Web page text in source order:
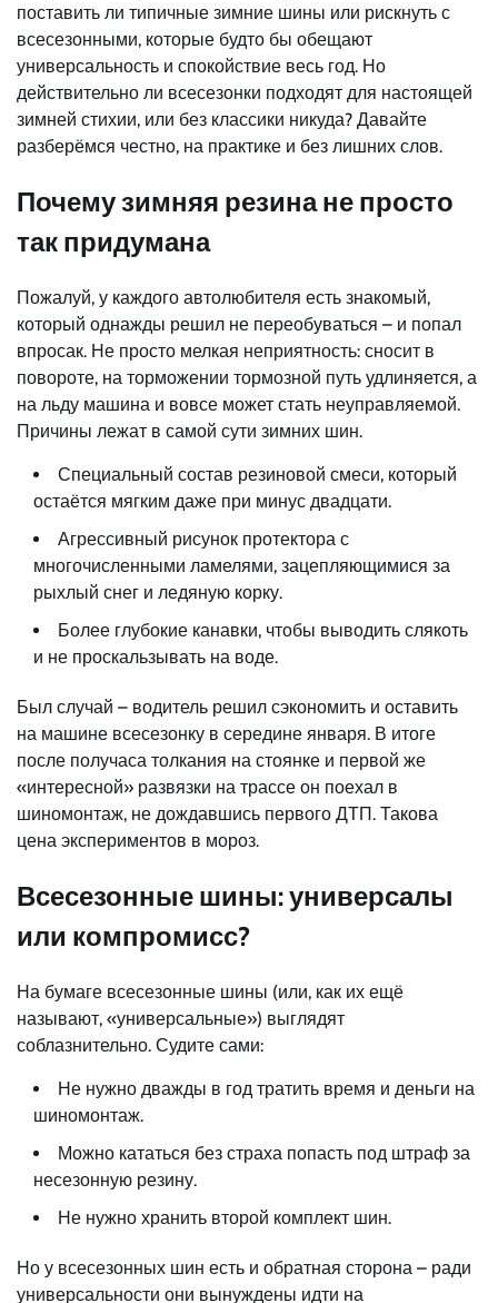
поставить ли типичные зимние шины или рискнуть с
всесезонными, которые будто бы обещают
универсальность и спокойствие весь год. Но
действительно ли всесезонки подходят для настоящей
зимней стихии, или без классики никуда? Давайте
разберёмся честно, на практике и без лишних слов.
Почему зимняя резина не просто
так придумана
Пожалуй, у каждого автолюбителя есть знакомый,
который однажды решил не переобуваться – и попал
впросак. Не просто мелкая неприятность: сносит в
повороте, на торможении тормозной путь удлиняется, а
на льду машина и вовсе может стать неуправляемой.
Причины лежат в самой сути зимних шин.
Специальный состав резиновой смеси, который
остаётся мягким даже при минус двадцати.
Агрессивный рисунок протектора с
многочисленными ламелями, зацепляющимися за
рыхлый снег и ледяную корку.
Более глубокие канавки, чтобы выводить слякоть
и не проскальзывать на воде.
Был случай – водитель решил сэкономить и оставить
на машине всесезонку в середине января. В итоге
после получаса толкания на стоянке и первой же
«интересной» развязки на трассе он поехал в
шиномонтаж, не дождавшись первого ДТП. Такова
цена экспериментов в мороз.
Всесезонные шины: универсалы
или компромисс?
На бумаге всесезонные шины (или, как их ещё
называют, «универсальные») выглядят
соблазнительно. Судите сами:
Не нужно дважды в год тратить время и деньги на
шиномонтаж.
Можно кататься без страха попасть под штраф за
несезонную резину.
Не нужно хранить второй комплект шин.
Но у всесезонных шин есть и обратная сторона – ради
универсальности они вынуждены идти на